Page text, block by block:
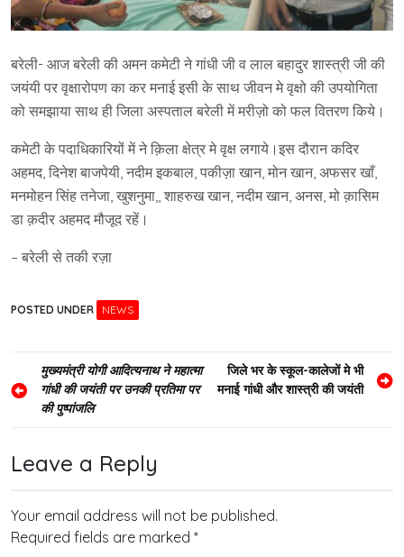
बरेली- आज बरेली की अमन कमेटी ने गांधी जी व लाल बहादुर शास्त्री जी की
जयंयी पर वृक्षारोपण का कर मनाई इसी के साथ जीवन मे वृक्षो की उपयोगिता
को समझाया साथ ही जिला अस्पताल बरेली में मरीज़ो को फल वितरण किये।
कमेटी के पदाधिकारियों में ने क़िला क्षेत्र मे वृक्ष लगाये।इस दौरान कदिर
अहमद, दिनेश बाजपेयी, नदीम इकबाल, पकीज़ा खान, मोन खान, अफसर खाँ,
मनमोहन सिंह तनेजा, खुशनुमा,, शाहरुख खान, नदीम खान, अनस, मो क़ासिम
डा क़दीर अहमद मौजूद रहें।
– बरेली से तकी रज़ा
POSTED UNDER NEWS
Post
navigation
मुख्यमंत्री योगी आदित्यनाथ ने महात्मा
गांधी की जयंती पर उनकी प्रतिमा पर
की पुष्पांजलि
जिले भर के स्कूल-कालेजों मे भी
मनाई गांधी और शास्त्री की जयंती
Leave a Reply
Your email address will not be published.
Required fields are marked *